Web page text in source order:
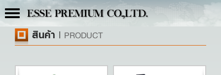
Toggle
navigation
ESSE PREMIUM CO.,LTD.
สินค้า | PRODUCT